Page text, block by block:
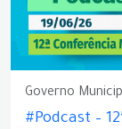
Governo
#Podcast –